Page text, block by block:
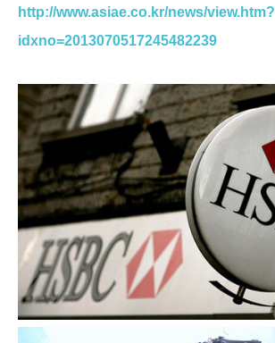
http://www.asiae.co.kr/news/view.htm?
idxno=2013070517245482239